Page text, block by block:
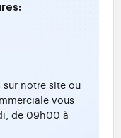
notre site ou
vous
de 09h00 à